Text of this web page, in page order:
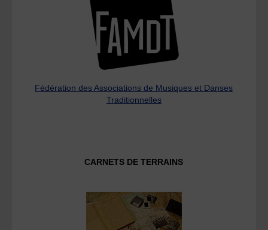
Fédération des Associations de Musiques et Danses
Traditionnelles
CARNETS DE TERRAINS